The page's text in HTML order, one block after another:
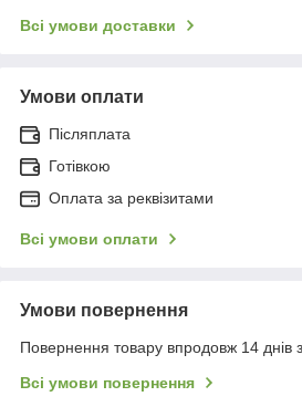
Всі умови доставки
Умови оплати
Післяплата
Готівкою
Оплата за реквізитами
Всі умови оплати
Умови повернення
Повернення товару впродовж 14 днів
Всі умови повернення